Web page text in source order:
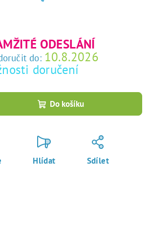
ODESLÁNÍ
do: 10.8.2026
doručení
Do košíku
Hlídat Sdílet